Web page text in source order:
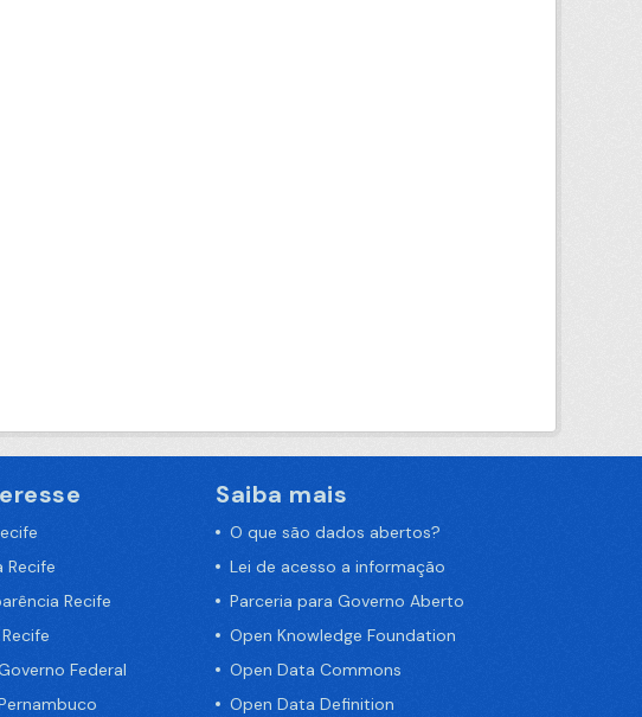
Recife
Recife
Federal
Saiba mais
O que são dados abertos?
Lei de acesso a informação
Parceria para Governo Aberto
Open Knowledge Foundation
Open Data Commons
Open Data Definition